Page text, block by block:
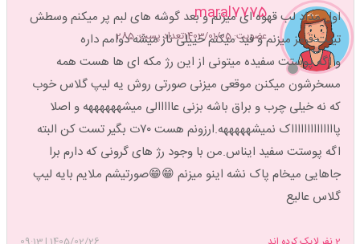
maral7775
عضویت: 1403/01/05 تعداد پست: 285
اول مداد لب قهوه ای میزنم و بعد گوشه های لبم پر میکنم وسطش
تینت قرمز میزنم و فید میکنم خییلی ناز میشه دوامم داره
و اگه پوستت سفیده میتونی از این رژ مکه ای ها هست همه
مسخرشون میکنن موقعی میزنی صورتی روش یه لیپ گلاس خوب
که نه خیلی چرب و براق باشه بزنی عااااالی میشههههههه و اصلا
پااااااااااااااک نمیشهههههه.ارزونم هست ۷۰ت بگیر تست کن البته
اگه پوستت سفید ایناس.من با وجود رژ های گرونی که دارم برا
جاهایی میخام پاک نشه اینو میزنم 😁😁صورتیشم ملایم بایه لیپ
گلاس عالیع